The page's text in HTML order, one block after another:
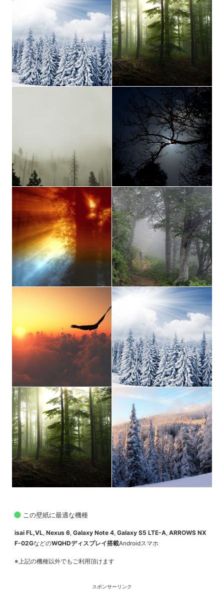
この壁紙に最適な機種
isai FL,VL, Nexus 6, Galaxy Note 4, Galaxy S5 LTE-A, ARROWS NX
F-02GなどのWQHDディスプレイ搭載Androidスマホ
※上記の機種以外でもご利用頂けます
スポンサーリンク